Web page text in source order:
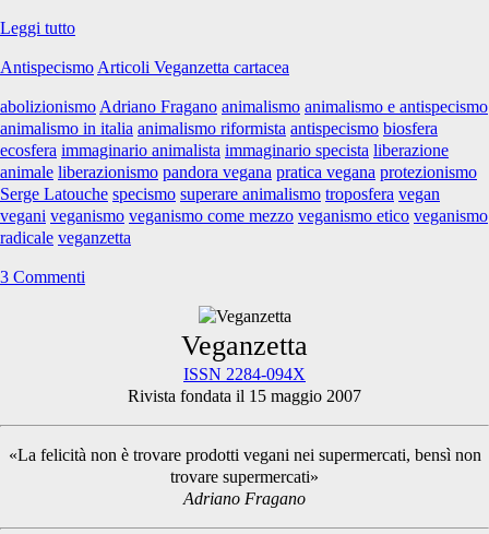
Leggi tutto…
superare
Antispecismo Articoli Veganzetta cartacea
abolizionismo Adriano Fragano animalismo animalismo e antispecismo
animalismo in italia animalismo riformista antispecismo biosfera
ecosfera immaginario animalista immaginario specista liberazione
animale liberazionismo pandora vegana pratica vegana protezionismo
Serge Latouche specismo superare animalismo troposfera vegan
vegani veganismo veganismo come mezzo veganismo etico veganismo
radicale veganzetta
3 Commenti
Sidebar
Veganzetta
ISSN 2284-094X
Rivista fondata il 15 maggio 2007
«La felicità non è trovare prodotti vegani nei supermercati, bensì non
trovare supermercati»
Adriano Fragano